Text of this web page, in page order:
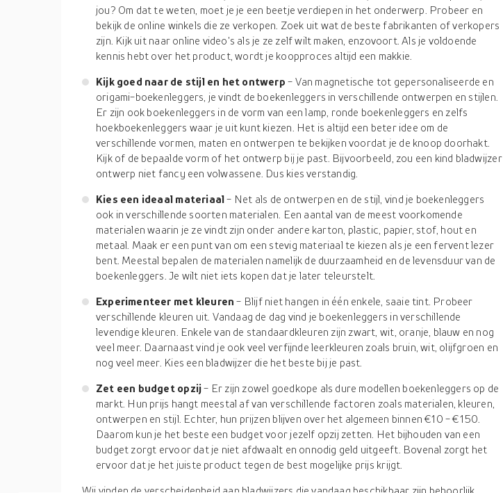
jou? Om dat te weten, moet je je een beetje verdiepen in het onderwerp. Probeer en
bekijk de online winkels die ze verkopen. Zoek uit wat de beste fabrikanten of verkopers
zijn. Kijk uit naar online video's als je ze zelf wilt maken, enzovoort. Als je voldoende
kennis hebt over het product, wordt je koopproces altijd een makkie.
Kijk goed naar de stijl en het ontwerp- Van magnetische tot gepersonaliseerde en
origami-boekenleggers, je vindt de boekenleggers in verschillende ontwerpen en stijlen.
Er zijn ook boekenleggers in de vorm van een lamp, ronde boekenleggers en zelfs
hoekboekenleggers waar je uit kunt kiezen. Het is altijd een beter idee om de
verschillende vormen, maten en ontwerpen te bekijken voordat je de knoop doorhakt.
Kijk of de bepaalde vorm of het ontwerp bij je past. Bijvoorbeeld, zou een kind bladwijzer
ontwerp niet fancy een volwassene. Dus kies verstandig.
Kies een ideaal materiaal- Net als de ontwerpen en de stijl, vind je boekenleggers
ook in verschillende soorten materialen. Een aantal van de meest voorkomende
materialen waarin je ze vindt zijn onder andere karton, plastic, papier, stof, hout en
metaal. Maak er een punt van om een stevig materiaal te kiezen als je een fervent lezer
bent. Meestal bepalen de materialen namelijk de duurzaamheid en de levensduur van de
boekenleggers. Je wilt niet iets kopen dat je later teleurstelt.
Experimenteer met kleuren- Blijf niet hangen in één enkele, saaie tint. Probeer
verschillende kleuren uit. Vandaag de dag vind je boekenleggers in verschillende
levendige kleuren. Enkele van de standaardkleuren zijn zwart, wit, oranje, blauw en nog
veel meer. Daarnaast vind je ook veel verfijnde leerkleuren zoals bruin, wit, olijfgroen en
nog veel meer. Kies een bladwijzer die het beste bij je past.
Zet een budget opzij- Er zijn zowel goedkope als dure modellen boekenleggers op de
markt. Hun prijs hangt meestal af van verschillende factoren zoals materialen, kleuren,
ontwerpen en stijl. Echter, hun prijzen blijven over het algemeen binnen €10 - €150.
Daarom kun je het beste een budget voor jezelf opzij zetten. Het bijhouden van een
budget zorgt ervoor dat je niet afdwaalt en onnodig geld uitgeeft. Bovenal zorgt het
ervoor dat je het juiste product tegen de best mogelijke prijs krijgt.
Wij vinden de verscheidenheid aan bladwijzers die vandaag beschikbaar zijn behoorlijk